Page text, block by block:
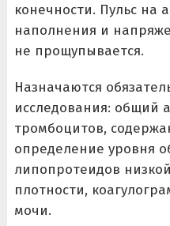
конечности. Пульс на
наполнения и
не прощупывается.
Назначаются
исследования: общий
тромбоцитов,
определение уровня
липопротеидов
плотности,
мочи.